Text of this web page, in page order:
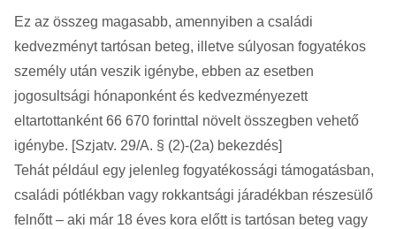
Ez az összeg magasabb, amennyiben a családi
kedvezményt tartósan beteg, illetve súlyosan fogyatékos
személy után veszik igénybe, ebben az esetben
jogosultsági hónaponként és kedvezményezett
eltartottanként 66 670 forinttal növelt összegben vehető
igénybe. [Szjatv. 29/A. § (2)-(2a) bekezdés]
Tehát például egy jelenleg fogyatékossági támogatásban,
családi pótlékban vagy rokkantsági járadékban részesülő
felnőtt – aki már 18 éves kora előtt is tartósan beteg vagy